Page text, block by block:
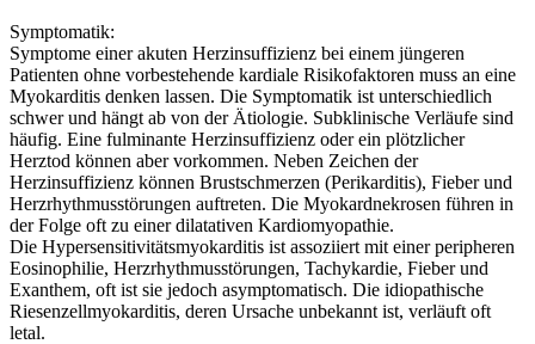
Symptomatik:
Symptome einer akuten Herzinsuffizienz bei einem jüngeren
Patienten ohne vorbestehende kardiale Risikofaktoren muss an eine
Myokarditis denken lassen. Die Symptomatik ist unterschiedlich
schwer und hängt ab von der Ätiologie. Subklinische Verläufe sind
häufig. Eine fulminante Herzinsuffizienz oder ein plötzlicher
Herztod können aber vorkommen. Neben Zeichen der
Herzinsuffizienz können Brustschmerzen (Perikarditis), Fieber und
Herzrhythmusstörungen auftreten. Die Myokardnekrosen führen in
der Folge oft zu einer dilatativen Kardiomyopathie.
Die Hypersensitivitätsmyokarditis ist assoziiert mit einer peripheren
Eosinophilie, Herzrhythmusstörungen, Tachykardie, Fieber und
Exanthem, oft ist sie jedoch asymptomatisch. Die idiopathische
Riesenzellmyokarditis, deren Ursache unbekannt ist, verläuft oft
letal.